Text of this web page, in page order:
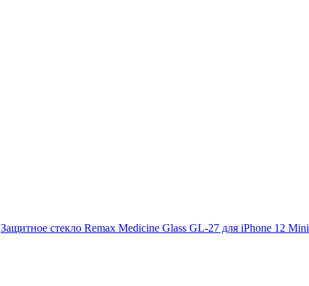
Защитное стекло Remax Medicine Glass GL-27 для iPhone 12 Mini